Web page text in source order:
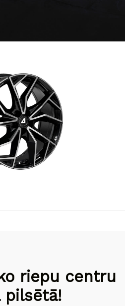
riepu centru
pilsētā!